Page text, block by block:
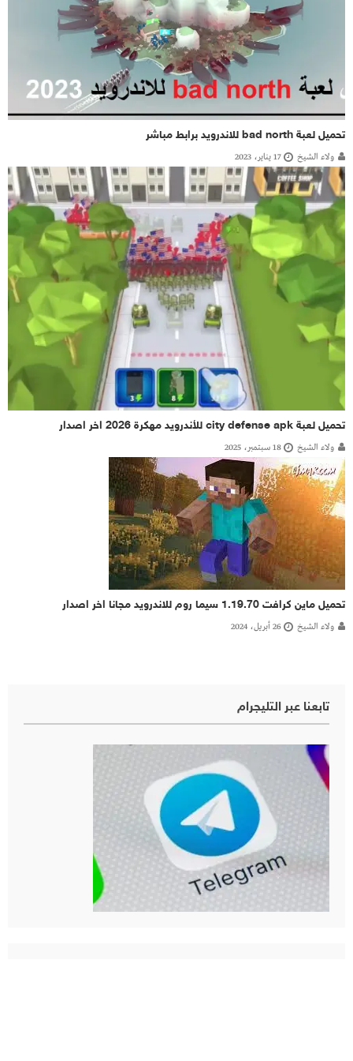
تحميل لعبة bad north للاندرويد برابط مباشر
ولاء الشيخ 17 يناير، 2023
تحميل لعبة city defense apk للأندرويد مهكرة 2026 اخر اصدار
ولاء الشيخ 18 سبتمبر، 2025
تحميل ماين كرافت 1.19.70 سيما روم للاندرويد مجانا اخر اصدار
ولاء الشيخ 26 أبريل، 2024
تابعنا عبر التليجرام